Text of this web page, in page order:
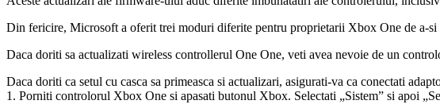
Din fericire, Microsoft a oferit trei moduri diferite pentru proprietarii Xbox One de a-si
Daca doriti sa actualizati wireless controllerul One One, veti avea nevoie de un
Daca doriti ca setul cu casca sa primeasca si actualizari, asigurati-va ca conectati
1. Porniti controlorul Xbox One si apasati butonul Xbox. Selectati „Sistem” si apoi